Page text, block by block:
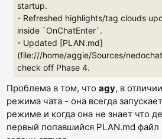
startup.
- Refreshed highlights/tag clouds
inside `OnChatEnter`.
- Updated [PLAN.md]
(file:///home/aggie/Sources/
check off Phase 4.
Проблема в том, что agy, в
режима чата - она всегда
режиме и когда она не знает что
первый попавшийся PLAN.md файл